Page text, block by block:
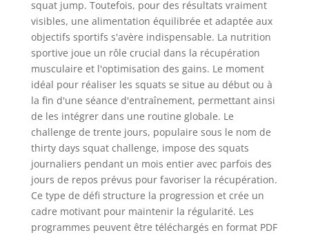
squat jump. Toutefois, pour des résultats vraiment
visibles, une alimentation équilibrée et adaptée aux
objectifs sportifs s'avère indispensable. La nutrition
sportive joue un rôle crucial dans la récupération
musculaire et l'optimisation des gains. Le moment
idéal pour réaliser les squats se situe au début ou à
la fin d'une séance d'entraînement, permettant ainsi
de les intégrer dans une routine globale. Le
challenge de trente jours, populaire sous le nom de
thirty days squat challenge, impose des squats
journaliers pendant un mois entier avec parfois des
jours de repos prévus pour favoriser la récupération.
Ce type de défi structure la progression et crée un
cadre motivant pour maintenir la régularité. Les
programmes peuvent être téléchargés en format PDF